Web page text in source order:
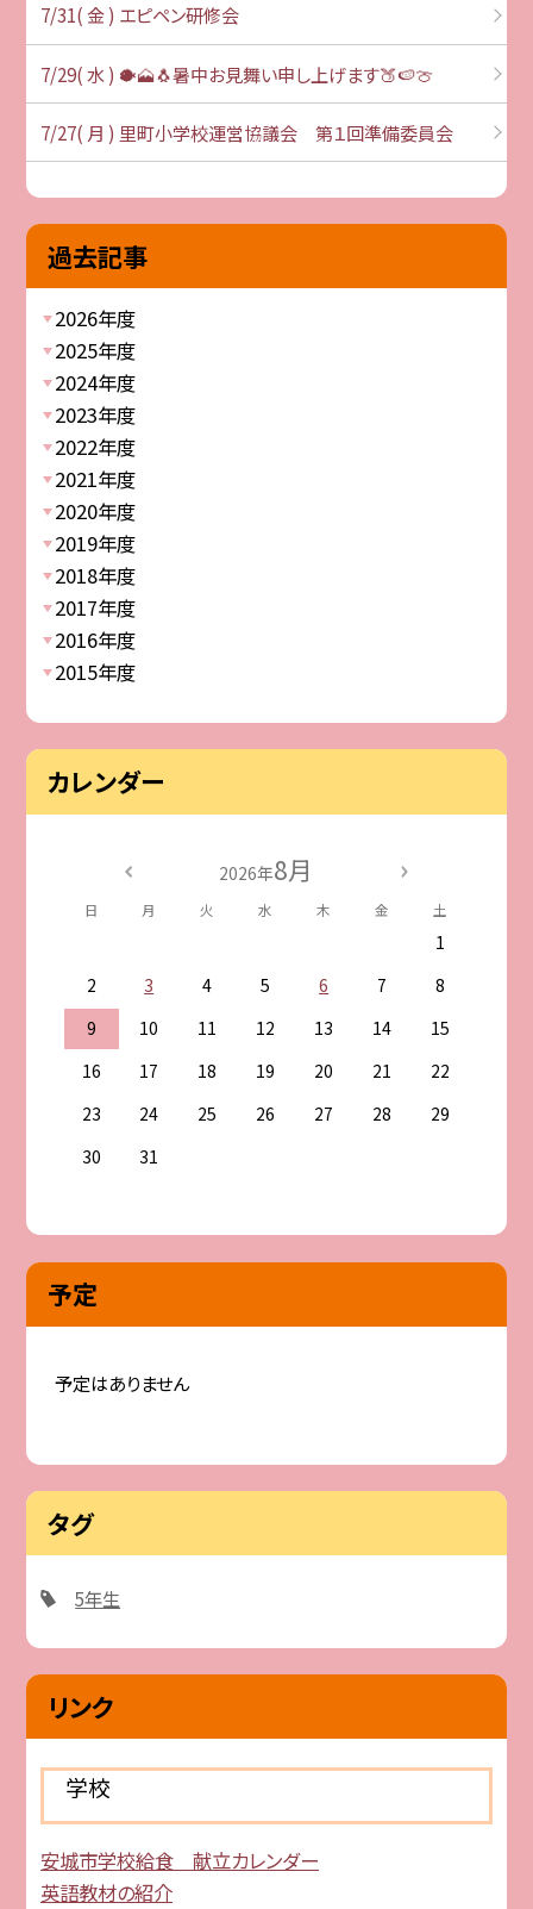
7/31( 金 ) エピペン研修会
7/29( 水 ) 🐡🗻🐧暑中お見舞い申し上げます🍑🍉🍈
7/27( 月 ) 里町小学校運営協議会 第１回準備委員会
過去記事
2026年度
2025年度
2024年度
2023年度
2022年度
2021年度
2020年度
2019年度
2018年度
2017年度
2016年度
2015年度
カレンダー
2026年8月
日 月 火 水 木 金 土
1
2
3 4 5 6 7
8
9
10 11 12 13 14
15
16
17 18 19 20 21
22
23
24 25 26 27 28
29
30
31
予定
予定はありません
タグ
5年生
リンク
学校
安城市学校給食 献立カレンダー
英語教材の紹介